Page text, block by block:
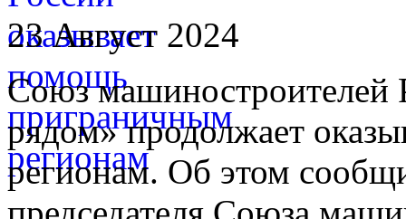
23 Август 2024
Союз машиностроителей
рядом» продолжает
регионам. Об этом